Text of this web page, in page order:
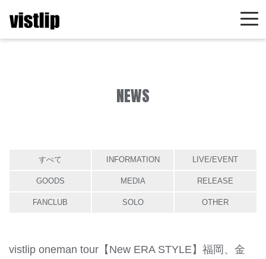
NEWS
すべて INFORMATION LIVE/EVENT
GOODS MEDIA RELEASE
FANCLUB SOLO OTHER
vistlip oneman tour【New ERA STYLE】福岡、金